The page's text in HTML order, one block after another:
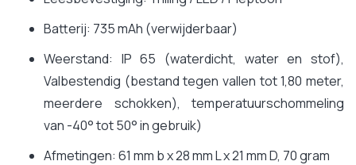
Batterij: 735 mAh (verwijderbaar)
Weerstand: IP 65 (waterdicht, water en stof),
Valbestendig (bestand tegen vallen tot 1,80 meter,
meerdere schokken), temperatuurschommeling
van -40° tot 50° in gebruik)
Afmetingen: 61 mm b x 28 mm L x 21 mm D, 70 gram